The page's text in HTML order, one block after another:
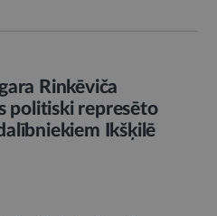
Rinkēviča
politiski represēto
Ikšķilē